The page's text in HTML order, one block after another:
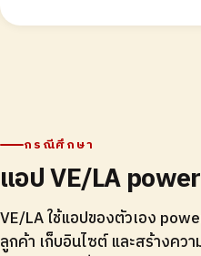
กรณีศึกษา
แอป VE/LA
VE/LA ใช้แอปของตัวเอง
ลูกค้า เก็บอินไซต์ และสร้างคว